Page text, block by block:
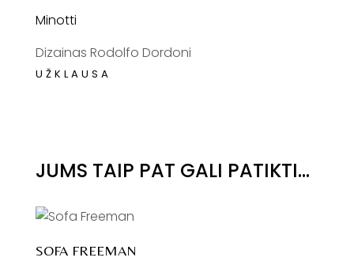
Minotti
Dizainas Rodolfo Dordoni
JUMS TAIP PAT GALI PATIKTI…
SOFA FREEMAN